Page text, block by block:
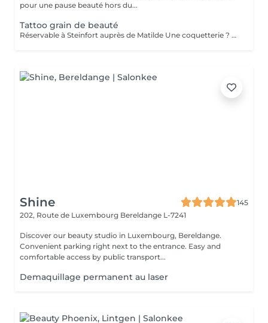
pour une pause beauté hors du...
Tattoo grain de beauté
Réservable à Steinfort auprès de Matilde Une coquetterie ? Accentuer un grain de beauté déjà existant ? Une jolie mouche à la Maryline Monroe ? Au choix... Sans douleur, pas de retouche nécessaire ( mais comprise si besoin ), longue durée dans le temps ( jusqu'à 18 mois )
Shine
145
202, Route de Luxembourg Bereldange L-7241
Discover our beauty studio in Luxembourg, Bereldange.
Convenient parking right next to the entrance. Easy and
comfortable access by public transport...
Demaquillage permanent au laser